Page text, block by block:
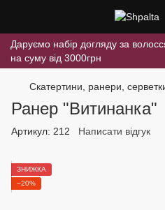
Даруємо набір догляду за
на суму від 3000грн
Скатертини, ранери,
Ранер "Витинанка"
Артикул: 212 Написати відгук
ЗНИЖКА
−20%